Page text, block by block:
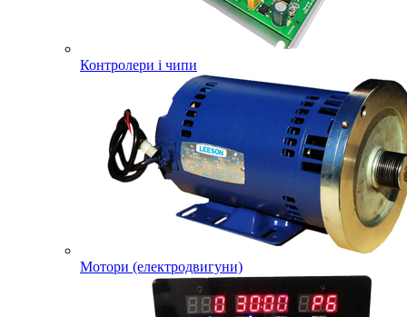
Контролери і чипи
Мотори (електродвигуни)